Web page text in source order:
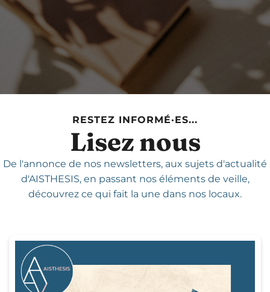
RESTEZ INFORMÉ·ES...
Lisez nous
De l'annonce de nos newsletters, aux sujets d'actualité
d'AISTHESIS,en passant nos éléments de veille,
découvrez ce qui fait la une dans nos locaux.